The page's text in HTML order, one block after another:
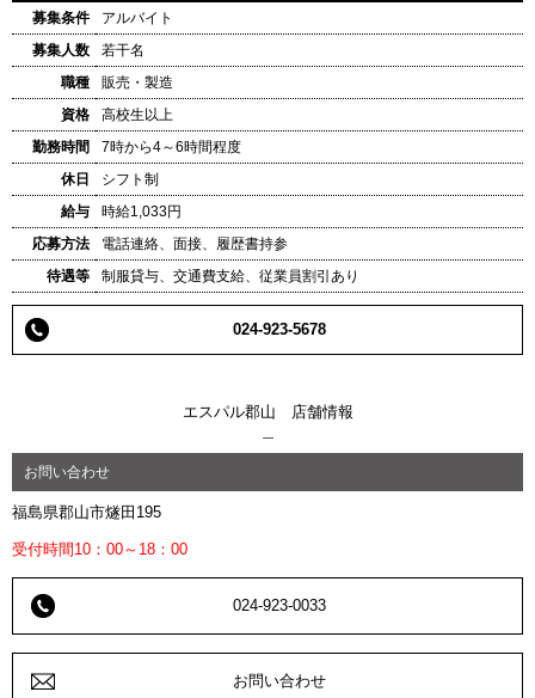
募集条件
アルバイト
募集人数
若干名
職種
販売・製造
資格
高校生以上
勤務時間
7時から4～6時間程度
休日
シフト制
給与
時給1,033円
応募方法
電話連絡、面接、履歴書持参
待遇等
制服貸与、交通費支給、従業員割引あり
024-923-5678
エスパル郡山 店舗情報
お問い合わせ
福島県郡山市燧田195
受付時間10：00～18：00
024-923-0033
お問い合わせ